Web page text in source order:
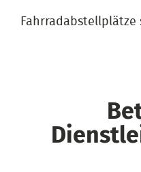
Fahrradabstellplätze